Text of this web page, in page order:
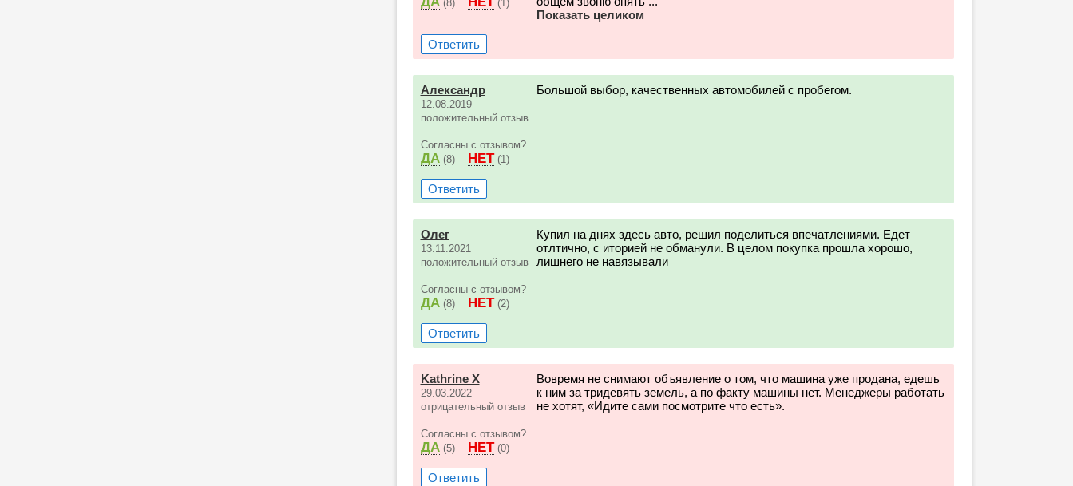
(8) (1)
Показать целиком
Ответить
Александр
12.08.2019
положительный отзыв
Согласны с отзывом?
ДА (8) НЕТ (1)
Большой выбор, качественных автомобилей с пробегом.
Ответить
Олег
13.11.2021
положительный отзыв
Согласны с отзывом?
ДА (8) НЕТ (2)
Купил на днях здесь авто, решил поделиться впечатлениями. Едет
отлтично, с иторией не обманули. В целом покупка прошла хорошо,
лишнего не навязывали
Ответить
Kathrine X
29.03.2022
отрицательный отзыв
Согласны с отзывом?
ДА (5) НЕТ (0)
Вовремя не снимают объявление о том, что машина уже продана, едешь
к ним за тридевять земель, а по факту машины нет. Менеджеры работать
не хотят, «Идите сами посмотрите что есть».
Ответить